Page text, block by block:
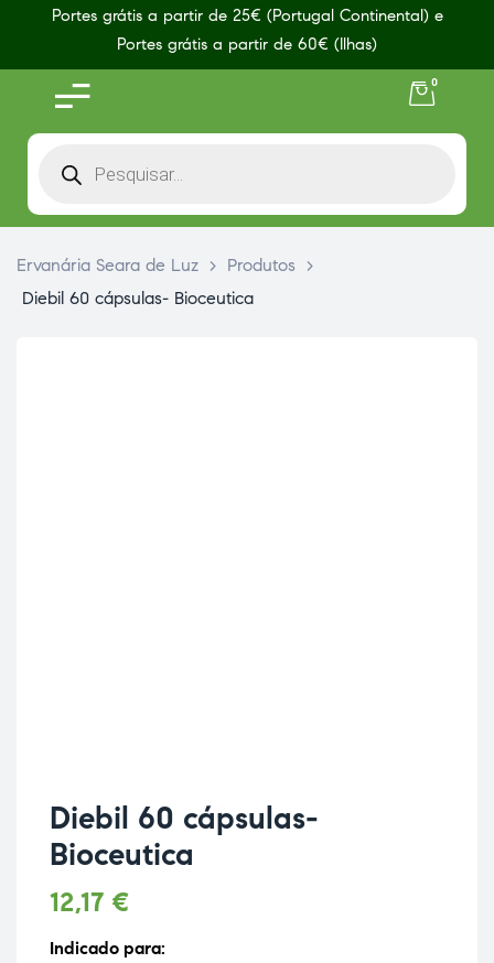
Portes grátis a partir de 25€ (Portugal Continental) e
Portes grátis a partir de 60€ (Ilhas)
0
Ervanária Seara de Luz > Produtos
>
Diebil 60 cápsulas- Bioceutica
Diebil 60 cápsulas-
Bioceutica
12,17 €
Indicado para: